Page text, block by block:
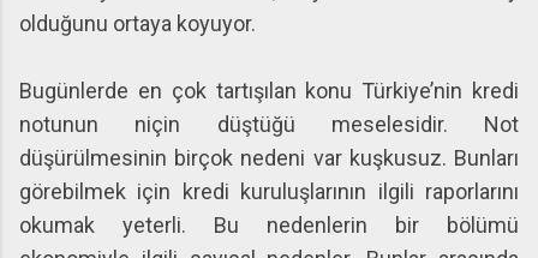
olduğunu ortaya koyuyor.
Bugünlerde en çok tartışılan konu Türkiye’nin kredi
notunun niçin düştüğü meselesidir. Not
düşürülmesinin birçok nedeni var kuşkusuz. Bunları
görebilmek için kredi kuruluşlarının ilgili raporlarını
okumak yeterli. Bu nedenlerin bir bölümü